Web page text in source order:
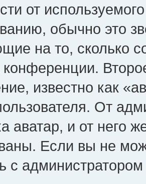
от
обычно это
на то, сколько
конференции.
известно как
От
аватар, и от него
Если вы не
с